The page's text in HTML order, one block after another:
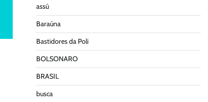
assú
Baraúna
Bastidores da Poli
BOLSONARO
BRASIL
busca